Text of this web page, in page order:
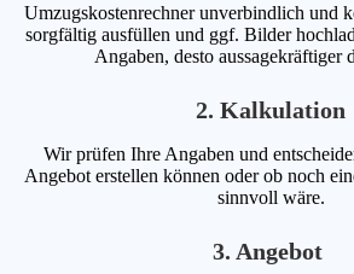
Umzugskostenrechner unverbindlich und
sorgfältig ausfüllen und ggf. Bilder
Angaben, desto aussagekräftiger
2. Kalkulation
Wir prüfen Ihre Angaben und
Angebot erstellen können oder ob noch
sinnvoll wäre.
3. Angebot